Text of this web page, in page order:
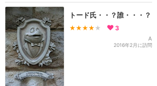
トード氏・・？誰・・・？
★★★★ ★ 3
A
2016年2月に訪問